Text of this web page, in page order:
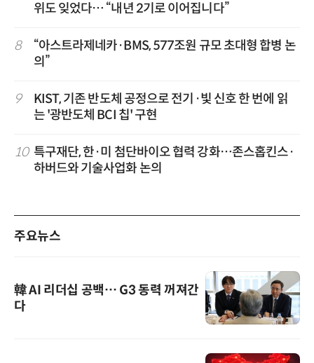
위도 잊었다… “내년 2기로 이어집니다”
8
“아스트라제네카·BMS, 577조원 규모 초대형 합병 논
의”
9
KIST, 기존 반도체 공정으로 전기·빛 신호 한 번에 읽
는 '광반도체 BCI 칩' 구현
10 특구재단, 한·미 첨단바이오 협력 강화…존스홉킨스·
하버드와 기술사업화 논의
주요뉴스
韓 AI 리더십 공백… G3 동력 꺼져간
다